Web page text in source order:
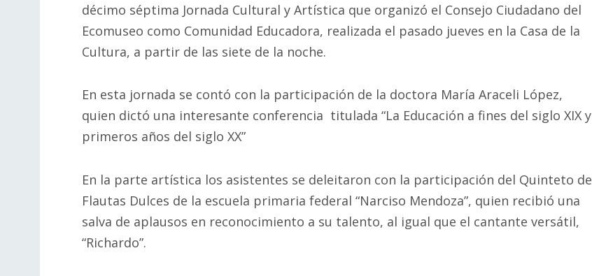
décimo séptima Jornada Cultural y Artística que organizó el Consejo Ciudadano del
Ecomuseo como Comunidad Educadora, realizada el pasado jueves en la Casa de la
Cultura, a partir de las siete de la noche.
En esta jornada se contó con la participación de la doctora María Araceli López,
quien dictó una interesante conferencia titulada “La Educación a fines del siglo XIX y
primeros años del siglo XX”
En la parte artística los asistentes se deleitaron con la participación del Quinteto de
Flautas Dulces de la escuela primaria federal “Narciso Mendoza”, quien recibió una
salva de aplausos en reconocimiento a su talento, al igual que el cantante versátil,
“Richardo”.